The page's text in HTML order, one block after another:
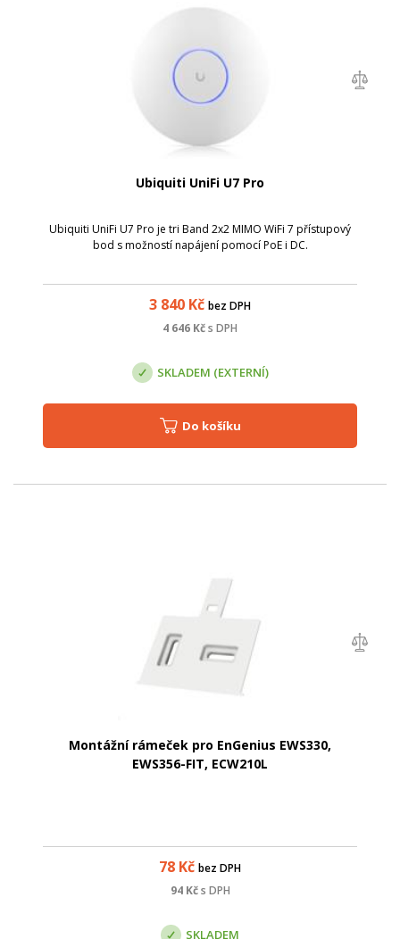
Ubiquiti UniFi U7 Pro
Ubiquiti UniFi U7 Pro je tri Band 2x2 MIMO WiFi 7 přístupový
bod s možností napájení pomocí PoE i DC.
3 840 Kč bez DPH
4 646 Kčs DPH
SKLADEM (EXTERNÍ)
Do košíku
Montážní rámeček pro EnGenius EWS330,
EWS356-FIT, ECW210L
78 Kč bez DPH
94Kč s DPH
SKLADEM